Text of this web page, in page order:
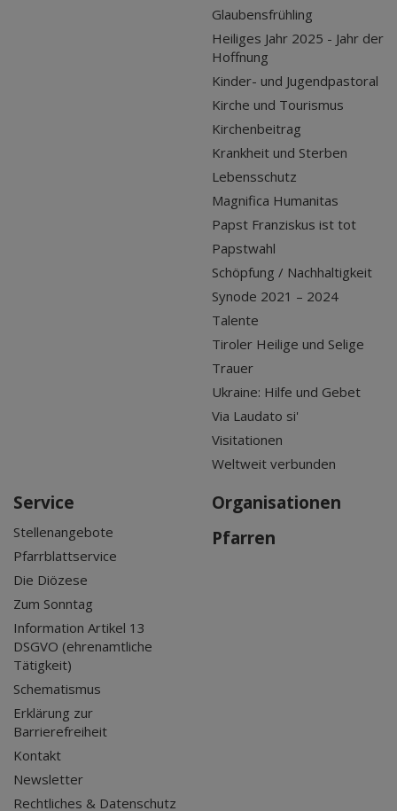
Glaubensfrühling
Heiliges Jahr 2025 - Jahr der
Hoffnung
Kinder- und Jugendpastoral
Kirche und Tourismus
Kirchenbeitrag
Krankheit und Sterben
Lebensschutz
Magnifica Humanitas
Papst Franziskus ist tot
Papstwahl
Schöpfung / Nachhaltigkeit
Synode 2021 – 2024
Talente
Tiroler Heilige und Selige
Trauer
Ukraine: Hilfe und Gebet
Via Laudato si'
Visitationen
Weltweit verbunden
Service
Stellenangebote
Pfarrblattservice
Die Diözese
Zum Sonntag
Information Artikel 13
DSGVO (ehrenamtliche
Tätigkeit)
Schematismus
Erklärung zur
Barrierefreiheit
Kontakt
Newsletter
Rechtliches & Datenschutz
Organisationen
Pfarren